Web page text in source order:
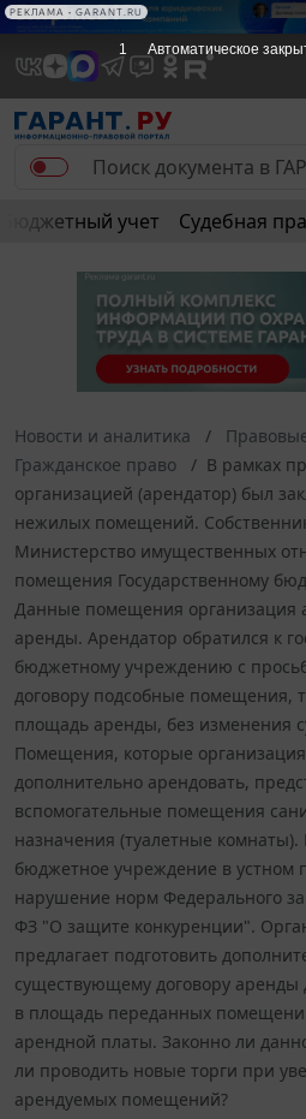
РЕКЛАМА
Бюджетный учет Судебная
Новости и аналитика
Гражданское право
В рамках
организацией (арендатор) был
нежилых помещений.
Министерство имущественных
помещения Государственному
Данные помещения организация
аренды. Арендатор обратился к
бюджетному учреждению с
договору подсобные помещения,
площадь аренды, без изменения
Помещения, которые
дополнительно арендовать,
вспомогательные помещения
назначения (туалетные комнаты).
бюджетное учреждение в устном
нарушение норм Федерального
ФЗ "О защите конкуренции".
предлагает подготовить
существующему договору аренды
в площадь переданных
арендной платы. Законно ли
ли проводить новые торги при
арендуемых помещений?
1 Автоматическое
РЕКЛАМА • GARANT.RU